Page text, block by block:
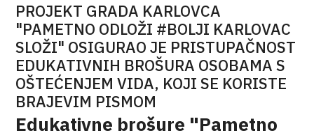
PROJEKT GRADA KARLOVCA
"PAMETNO ODLOŽI #BOLJI KARLOVAC
SLOŽI" OSIGURAO JE PRISTUPAČNOST
EDUKATIVNIH BROŠURA OSOBAMA S
OŠTEĆENJEM VIDA, KOJI SE KORISTE
BRAJEVIM PISMOM
Edukativne brošure "Pametno